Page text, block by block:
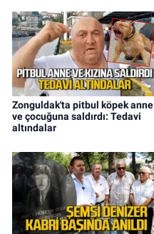
Zonguldak'ta pitbul köpek anne
ve çocuğuna saldırdı: Tedavi
altındalar